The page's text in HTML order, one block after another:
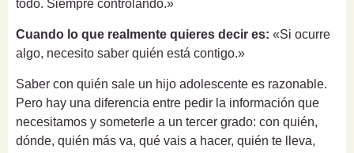
todo. Siempre controlando.»
Cuando lo que realmente quieres decir es: «Si ocurre
algo, necesito saber quién está contigo.»
Saber con quién sale un hijo adolescente es razonable.
Pero hay una diferencia entre pedir la información que
necesitamos y someterle a un tercer grado: con quién,
dónde, quién más va, qué vais a hacer, quién te lleva,